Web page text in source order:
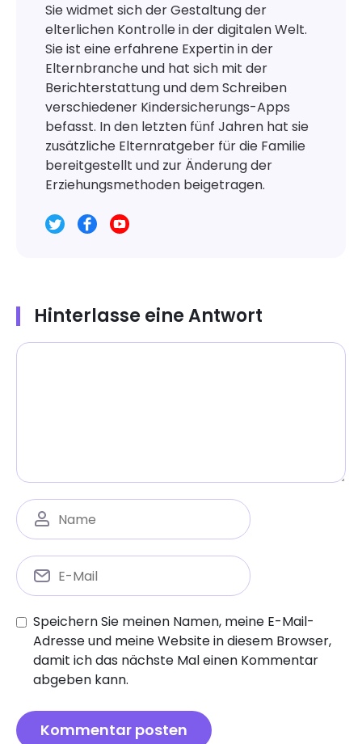
Sie widmet sich der Gestaltung der
elterlichen Kontrolle in der digitalen Welt.
Sie ist eine erfahrene Expertin in der
Elternbranche und hat sich mit der
Berichterstattung und dem Schreiben
verschiedener Kindersicherungs-Apps
befasst. In den letzten fünf Jahren hat sie
zusätzliche Elternratgeber für die Familie
bereitgestellt und zur Änderung der
Erziehungsmethoden beigetragen.
Hinterlasse eine Antwort
Speichern Sie meinen Namen, meine E-Mail-
Adresse und meine Website in diesem Browser,
damit ich das nächste Mal einen Kommentar
abgeben kann.